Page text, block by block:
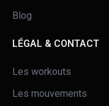
Blog
LÉGAL & CONTACT
Les workouts
Les mouvements